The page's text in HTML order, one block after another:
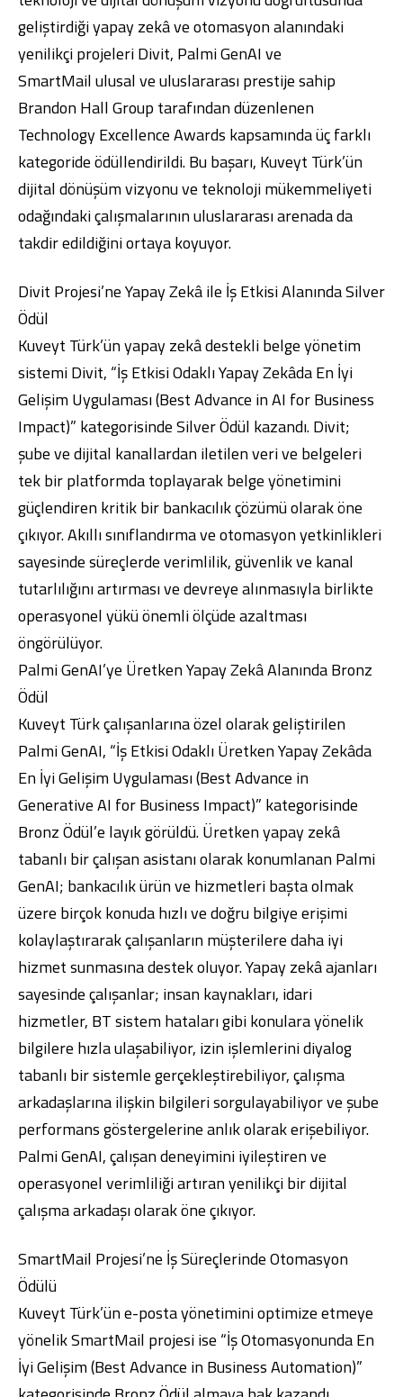
Dijital Bankacılık Hakkımızda Finans Portalı
Yatırımcı İlişkileri
Englishالعربية
Dijital Bankacılık Finans Portalı
Şube ve ATM’ler
Englishالعربية
Tarım Finansmanı
Leasing
Yatırım
geliştirdiği yapay zekâ ve otomasyon alanındaki
yenilikçi projeleri Divit, Palmi GenAI ve
SmartMail ulusal ve uluslararası prestije sahip
Brandon Hall Group tarafından düzenlenen
Technology Excellence Awards kapsamında üç farklı
kategoride ödüllendirildi. Bu başarı, Kuveyt Türk’ün
dijital dönüşüm vizyonu ve teknoloji mükemmeliyeti
odağındaki çalışmalarının uluslararası arenada da
takdir edildiğini ortaya koyuyor.
Divit Projesi’ne Yapay Zekâ ile İş Etkisi Alanında Silver
Ödül
Kuveyt Türk’ün yapay zekâ destekli belge yönetim
sistemi Divit, “İş Etkisi Odaklı Yapay Zekâda En İyi
Gelişim Uygulaması (Best Advance in AI for Business
Impact)” kategorisinde Silver Ödül kazandı. Divit;
şube ve dijital kanallardan iletilen veri ve belgeleri
tek bir platformda toplayarak belge yönetimini
güçlendiren kritik bir bankacılık çözümü olarak öne
çıkıyor. Akıllı sınıflandırma ve otomasyon yetkinlikleri
sayesinde süreçlerde verimlilik, güvenlik ve kanal
tutarlılığını artırması ve devreye alınmasıyla birlikte
operasyonel yükü önemli ölçüde azaltması
öngörülüyor.
Palmi GenAI’ye Üretken Yapay Zekâ Alanında Bronz
Ödül
Kuveyt Türk çalışanlarına özel olarak geliştirilen
Palmi GenAI, “İş Etkisi Odaklı Üretken Yapay Zekâda
En İyi Gelişim Uygulaması (Best Advance in
Generative AI for Business Impact)” kategorisinde
Bronz Ödül’e layık görüldü. Üretken yapay zekâ
tabanlı bir çalışan asistanı olarak konumlanan Palmi
GenAI; bankacılık ürün ve hizmetleri başta olmak
üzere birçok konuda hızlı ve doğru bilgiye erişimi
kolaylaştırarak çalışanların müşterilere daha iyi
hizmet sunmasına destek oluyor. Yapay zekâ ajanları
sayesinde çalışanlar; insan kaynakları, idari
hizmetler, BT sistem hataları gibi konulara yönelik
bilgilere hızla ulaşabiliyor, izin işlemlerini diyalog
tabanlı bir sistemle gerçekleştirebiliyor, çalışma
arkadaşlarına ilişkin bilgileri sorgulayabiliyor ve şube
performans göstergelerine anlık olarak erişebiliyor.
Palmi GenAI, çalışan deneyimini iyileştiren ve
operasyonel verimliliği artıran yenilikçi bir dijital
çalışma arkadaşı olarak öne çıkıyor.
SmartMail Projesi’ne İş Süreçlerinde Otomasyon
Ödülü
Kuveyt Türk’ün e-posta yönetimini optimize etmeye
yönelik SmartMail projesi ise “İş Otomasyonunda En
İyi Gelişim (Best Advance in Business Automation)”